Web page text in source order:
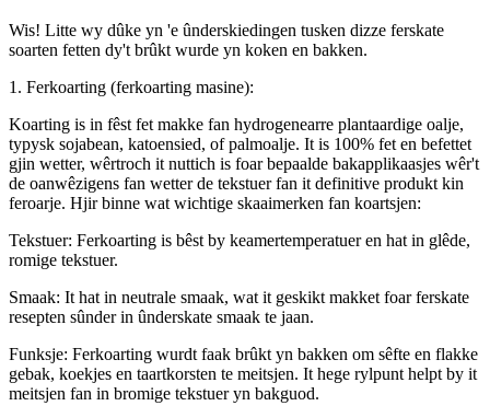
Wis! Litte wy dûke yn 'e ûnderskiedingen tusken dizze ferskate
soarten fetten dy't brûkt wurde yn koken en bakken.
1. Ferkoarting (ferkoarting masine):
Koarting is in fêst fet makke fan hydrogenearre plantaardige oalje,
typysk sojabean, katoensied, of palmoalje. It is 100% fet en befettet
gjin wetter, wêrtroch it nuttich is foar bepaalde bakapplikaasjes wêr't
de oanwêzigens fan wetter de tekstuer fan it definitive produkt kin
feroarje. Hjir binne wat wichtige skaaimerken fan koartsjen:
Tekstuer: Ferkoarting is bêst by keamertemperatuer en hat in glêde,
romige tekstuer.
Smaak: It hat in neutrale smaak, wat it geskikt makket foar ferskate
resepten sûnder in ûnderskate smaak te jaan.
Funksje: Ferkoarting wurdt faak brûkt yn bakken om sêfte en flakke
gebak, koekjes en taartkorsten te meitsjen. It hege rylpunt helpt by it
meitsjen fan in bromige tekstuer yn bakguod.